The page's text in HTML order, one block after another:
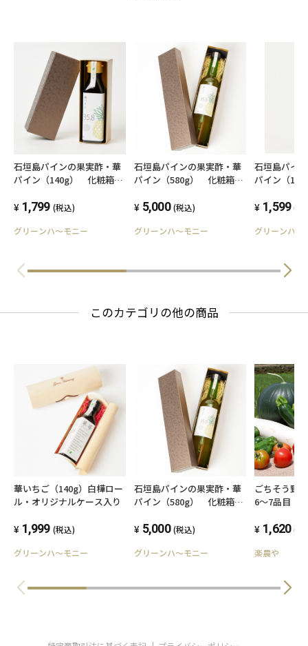
と繰り返しお買い求めいただいております。
発酵食品をプラスする食習慣。パインの果肉を
プラスしたパインの果実酢をお試しください。
※１ ハチミツを使用しています。１歳未満の
お子様はお飲みいただけません。
※２ 微細な繊維が入っていますが、果肉由来
※３ ラベルの３５．８は、果実酢にさらに加
えるパインの果肉割合です。
石垣島パインの果実酢・華
パイン（140g） 化粧箱
1,799 (税込)
グリーンハ～モニー
石垣島パインの果実酢・華
パイン（580g） 化粧箱
5,000 (税込)
グリーンハ～モニー
石垣島パイ
パイン（
1,599 (税
グリーンハ～
このカテゴリの他の商品
華いちご（140g）白樺ロー
ル・オリジナルケース入り
1,999 (税込)
グリーンハ～モニー
石垣島パインの果実酢・華
パイン（580g） 化粧箱
5,000 (税込)
グリーンハ～モニー
ごちそう野
6〜7品目
1,620 (税
楽農や